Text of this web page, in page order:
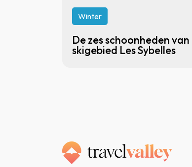
Winter
De zes schoonheden van
skigebied Les Sybelles